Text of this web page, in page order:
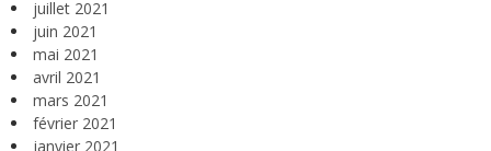
juillet 2021
juin 2021
mai 2021
avril 2021
mars 2021
février 2021
janvier 2021